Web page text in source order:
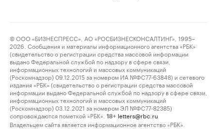
© ООО «БИЗНЕСПРЕСС», АО «РОСБИЗНЕСКОНСАЛТИНГ», 1995–
2026. Сообщения и материалы информационного агентства «РБК»
(свидетельство о регистрации средства массовой информации
выдано Федеральной службой по надзору в сфере связи,
информационных технологий и массовых коммуникаций
(Роскомнадзор) 09.12.2015 за номером ИА №ФС77-63848) и сетевого
издания «РБК» (свидетельство о регистрации средства массовой
информации выдано Федеральной службой по надзору в сфере связи,
информационных технологий и массовых коммуникаций
(Роскомнадзор) 03.12.2021 за номером ЭЛ №ФС77-82385)
сопровождаются пометкой «РБК».
18+ letters@rbc.ru
Владельцем сайта является информационное агентство «РБК».